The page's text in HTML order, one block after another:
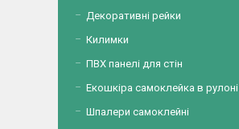
Декоративні рейки
Килимки
ПВХ панелі для стін
Екошкіра самоклейка в рулоні
Шпалери самоклейні